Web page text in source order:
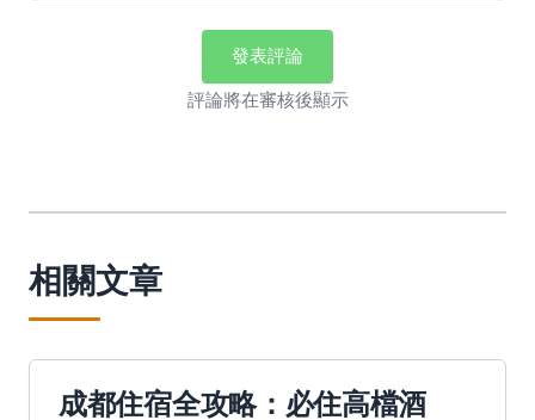
發表評論
評論將在審核後顯示
相關文章
成都住宿全攻略：必住高檔酒